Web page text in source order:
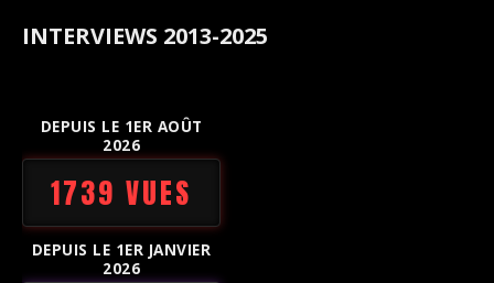
INTERVIEWS 2013-2025
DEPUIS LE 1ER AOÛT
2026
1739 VUES
DEPUIS LE 1ER JANVIER
2026